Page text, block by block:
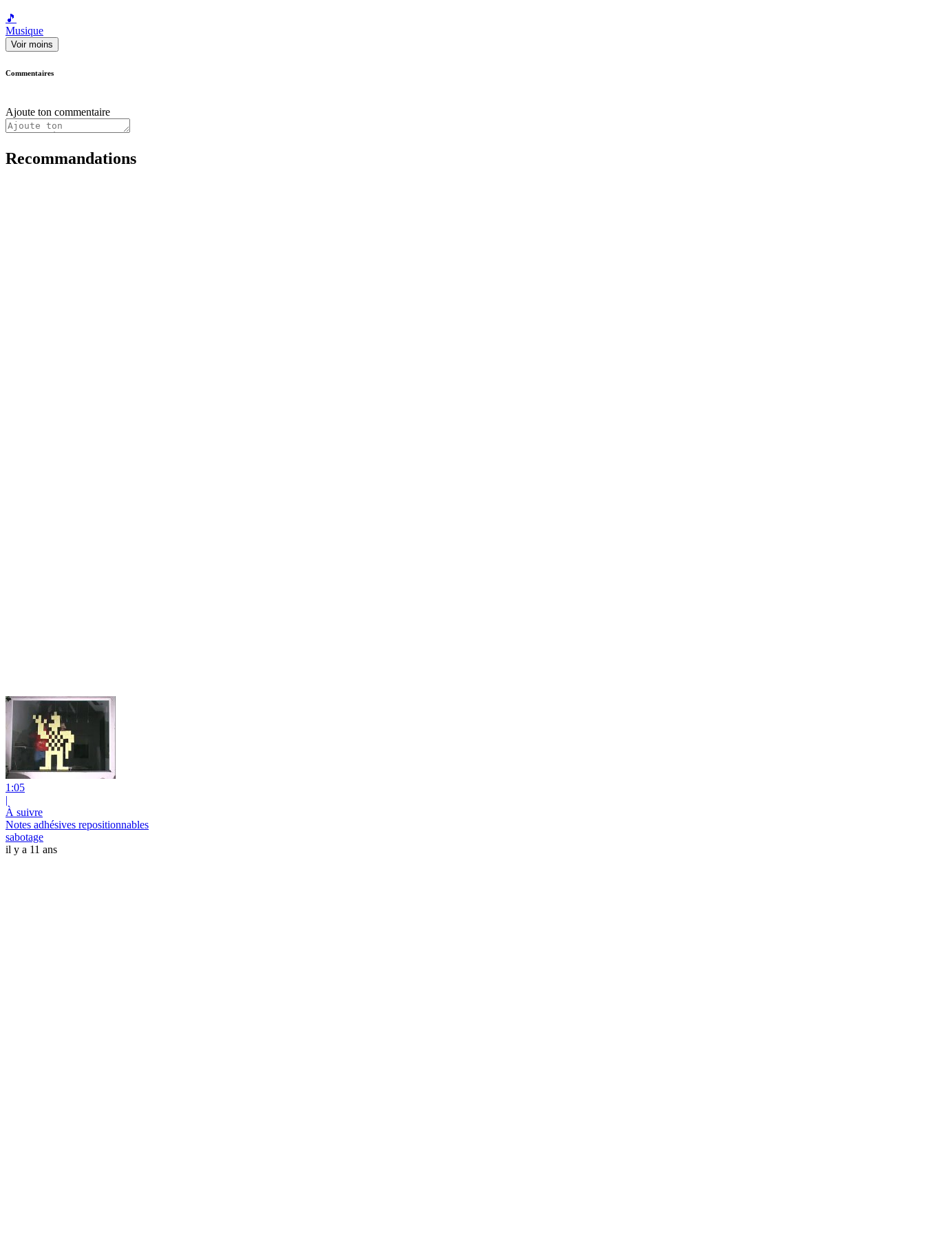
🎵
Musique
Voir moins
Commentaires
Ajoute ton commentaire
Recommandations
1:05
|
À suivre
Notes adhésives repositionnables
sabotage
il y a 11 ans